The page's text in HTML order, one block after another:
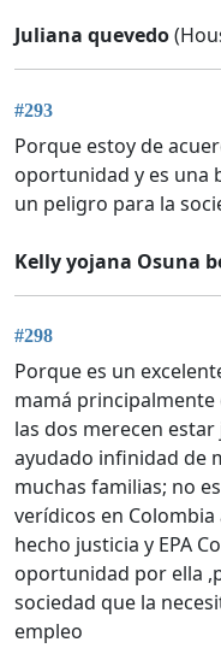
Juliana quevedo
#293
Porque estoy de
oportunidad y es una
un peligro para la
Kelly yojana Osuna
#298
Porque es un
mamá principalmente
las dos merecen
ayudado infinidad de
muchas familias; no
verídicos en Colombia
hecho justicia y EPA
oportunidad por ella
sociedad que la
empleo